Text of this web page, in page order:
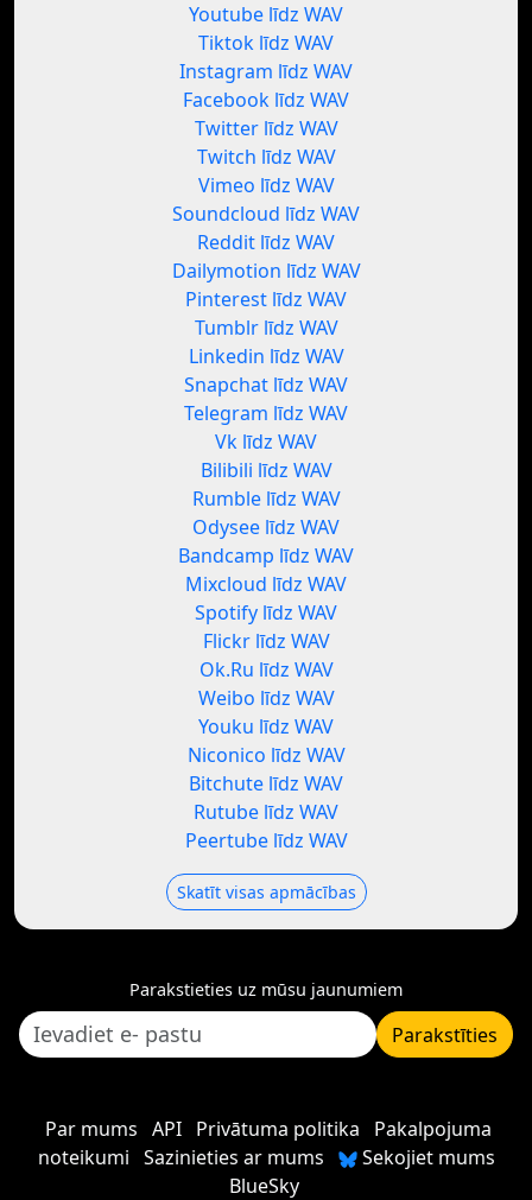
Youtube līdz WAV
Tiktok līdz WAV
Instagram līdz WAV
Facebook līdz WAV
Twitter līdz WAV
Twitch līdz WAV
Vimeo līdz WAV
Soundcloud līdz WAV
Reddit līdz WAV
Dailymotion līdz WAV
Pinterest līdz WAV
Tumblr līdz WAV
Linkedin līdz WAV
Snapchat līdz WAV
Telegram līdz WAV
Vk līdz WAV
Bilibili līdz WAV
Rumble līdz WAV
Odysee līdz WAV
Bandcamp līdz WAV
Mixcloud līdz WAV
Spotify līdz WAV
Flickr līdz WAV
Ok.Ru līdz WAV
Weibo līdz WAV
Youku līdz WAV
Niconico līdz WAV
Bitchute līdz WAV
Rutube līdz WAV
Peertube līdz WAV
Skatīt visas apmācības
Parakstieties uz mūsu jaunumiem
Parakstīties
Par mums API Privātuma politika
Pakalpojuma
noteikumi Sazinieties ar mums
Sekojiet mums
BlueSky